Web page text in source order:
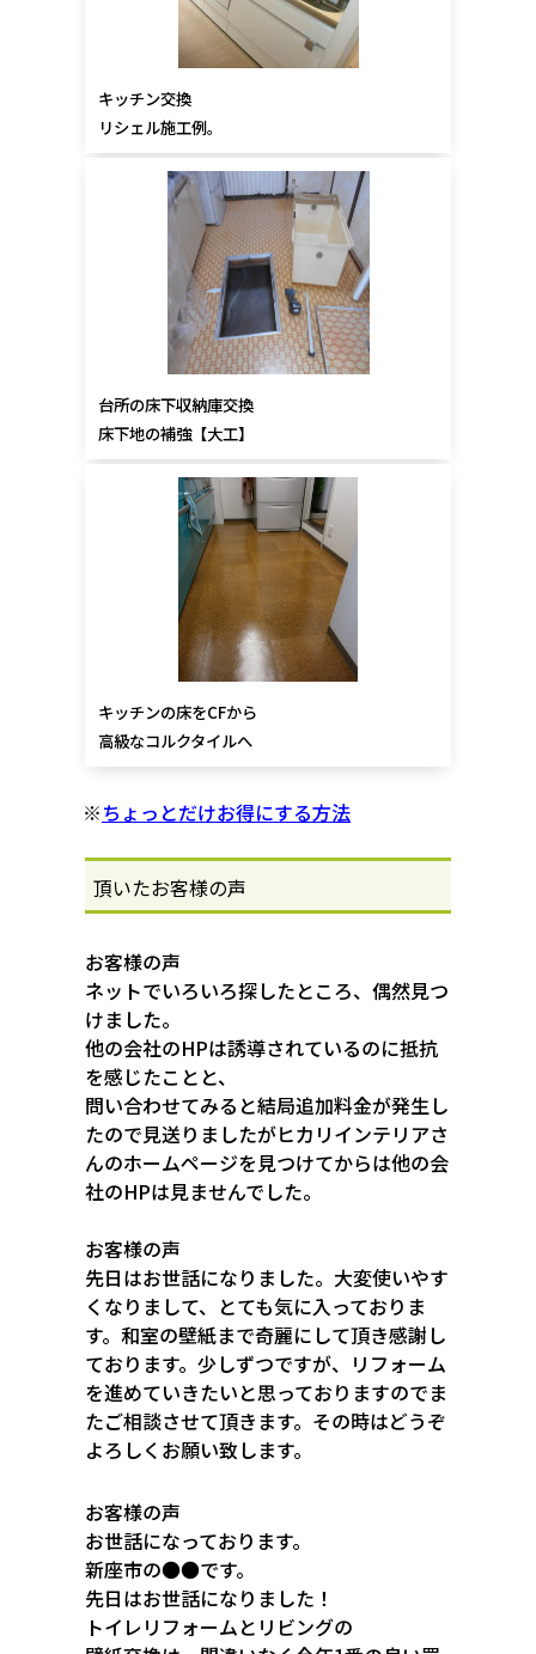
キッチン交換
リシェル施工例。
台所の床下収納庫交換
床下地の補強【大工】
キッチンの床をCFから
高級なコルクタイルへ
※ちょっとだけお得にする方法
頂いたお客様の声
お客様の声
ネットでいろいろ探したところ、偶然見つ
けました。
他の会社のHPは誘導されているのに抵抗
を感じたことと、
問い合わせてみると結局追加料金が発生し
たので見送りましたがヒカリインテリアさ
んのホームページを見つけてからは他の会
社のHPは見ませんでした。
お客様の声
先日はお世話になりました。大変使いやす
くなりまして、とても気に入っておりま
す。和室の壁紙まで奇麗にして頂き感謝し
ております。少しずつですが、リフォーム
を進めていきたいと思っておりますのでま
たご相談させて頂きます。その時はどうぞ
よろしくお願い致します。
お客様の声
お世話になっております。
新座市の●●です。
先日はお世話になりました！
トイレリフォームとリビングの